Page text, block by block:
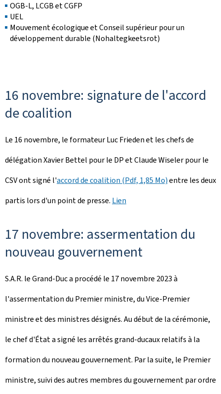
OGB-L, LCGB et CGFP
UEL
Mouvement écologique et Conseil supérieur pour un
développement durable (Nohaltegkeetsrot)
16 novembre: signature de l'accord
de coalition
Le 16 novembre, le formateur Luc Frieden et les chefs de
délégation Xavier Bettel pour le DP et Claude Wiseler pour le
CSV ont signé l'accord de coalition (Pdf, 1,85 Mo)entre les deux
partis lors d'un point de presse. Lien
17 novembre: assermentation du
nouveau gouvernement
S.A.R. le Grand-Duc a procédé le 17 novembre 2023 à
l'assermentation du Premier ministre, du Vice-Premier
ministre et des ministres désignés. Au début de la cérémonie,
le chef d'État a signé les arrêtés grand-ducaux relatifs à la
formation du nouveau gouvernement. Par la suite, le Premier
ministre, suivi des autres membres du gouvernement par ordre